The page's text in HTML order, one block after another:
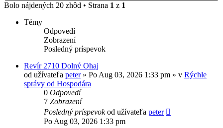
Bolo nájdených 20 zhôd • Strana 1 z 1
Témy
Odpovedí
Zobrazení
Posledný príspevok
Revír 2710 Dolný Ohaj
od užívateľa peter» Po Aug 03, 2026 1:33 pm » v Rýchle
správy od Hospodára
0 Odpovedí
7 Zobrazení
Posledný príspevokod užívateľa peter
Po Aug 03, 2026 1:33 pm